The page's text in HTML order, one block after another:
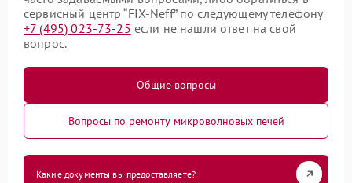
сервисный центр “FIX-Neff” по следующему телефону
+7 (495) 023-73-25 если не нашли ответ на свой
вопрос.
Общие вопросы
Вопросы по ремонту микроволновых печей
Какие документы вы предоставляете?